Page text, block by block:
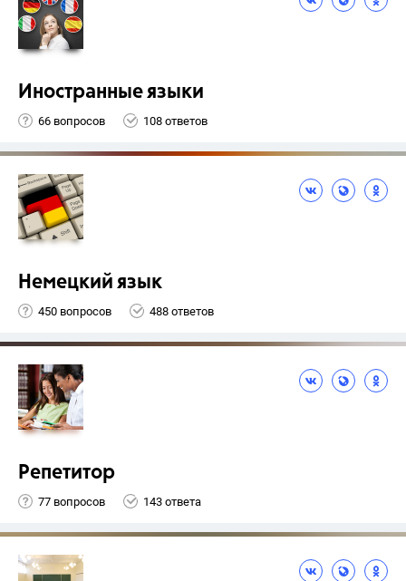
Иностранные языки
66 вопросов 108 ответов
Немецкий язык
450 вопросов 488 ответов
Репетитор
77 вопросов 143 ответа